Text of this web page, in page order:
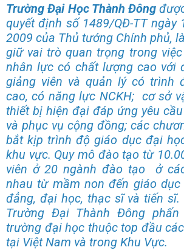
Trường Đại Học Thành Đông
quyết định số 1489/QĐ-TT ngày
2009 của Thủ tướng Chính phủ,
giữ vai trò quan trọng trong
nhân lực có chất lượng cao với
giảng viên và quản lý có trình
cao, có năng lực NCKH; cơ sở
thiết bị hiện đại đáp ứng yêu
và phục vụ cộng đồng; các
bắt kịp trình độ giáo dục đại
khu vực. Quy mô đào tạo từ
viên ở 20 ngành đào tạo ở
nhau từ mầm non đến giáo dục
đẳng, đại học, thạc sĩ và tiến sĩ.
Trường Đại Thành Đông
trường đại học thuộc top đầu
tại Việt Nam và trong Khu Vực.